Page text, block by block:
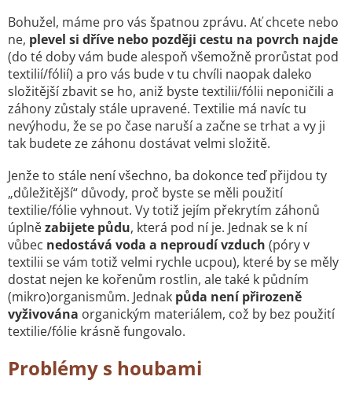
Bohužel, máme pro vás špatnou zprávu. Ať chcete nebo
ne, plevel si dříve nebo později cestu na povrch najde
(do té doby vám bude alespoň všemožně prorůstat pod
textilií/fólií) a pro vás bude v tu chvíli naopak daleko
složitější zbavit se ho, aniž byste textilii/fólii neponičili a
záhony zůstaly stále upravené. Textilie má navíc tu
nevýhodu, že se po čase naruší a začne se trhat a vy ji
tak budete ze záhonu dostávat velmi složitě.
Jenže to stále není všechno, ba dokonce teď přijdou ty
„důležitější“ důvody, proč byste se měli použití
textilie/fólie vyhnout. Vy totiž jejím překrytím záhonů
úplnězabijete půdu, která pod ní je. Jednak se k ní
vůbec nedostává voda a neproudí vzduch (póry v
textilii se vám totiž velmi rychle ucpou), které by se měly
dostat nejen ke kořenům rostlin, ale také k půdním
(mikro)organismům. Jednak půda není přirozeně
vyživována organickým materiálem, což by bez použití
textilie/fólie krásně fungovalo.
Problémy s houbami